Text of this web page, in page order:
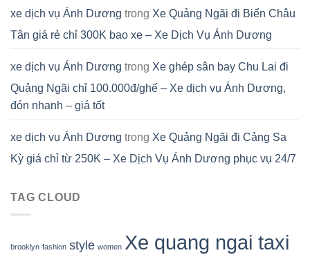
xe dịch vụ Ánh Dương trong Xe Quảng Ngãi đi Biển Châu
Tân giá rẻ chỉ 300K bao xe – Xe Dịch Vụ Ánh Dương
xe dịch vụ Ánh Dương trong Xe ghép sân bay Chu Lai đi
Quảng Ngãi chỉ 100.000đ/ghế – Xe dịch vụ Ánh Dương,
đón nhanh – giá tốt
xe dịch vụ Ánh Dương trong Xe Quảng Ngãi đi Cảng Sa
Kỳ giá chỉ từ 250K – Xe Dịch Vụ Ánh Dương phục vụ 24/7
TAG CLOUD
brooklyn fashion style women Xe quang ngai taxi